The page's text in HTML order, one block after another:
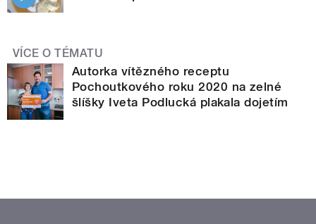
VÍCE O TÉMATU
Autorka vítězného receptu
Pochoutkového roku 2020 na zelné
šlíšky Iveta Podlucká plakala dojetím